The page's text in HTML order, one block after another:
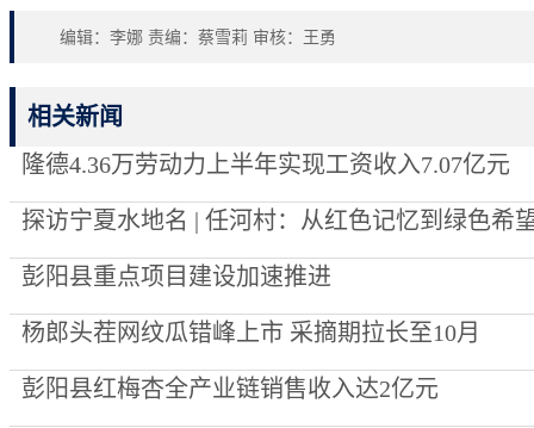
编辑：李娜 责编：蔡雪莉 审核：王勇
相关新闻
隆德4.36万劳动力上半年实现工资收入7.07亿元
探访宁夏水地名 | 任河村：从红色记忆到绿色希
彭阳县重点项目建设加速推进
杨郎头茬网纹瓜错峰上市 采摘期拉长至10月
彭阳县红梅杏全产业链销售收入达2亿元